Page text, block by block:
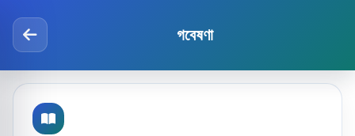
গবেষণা